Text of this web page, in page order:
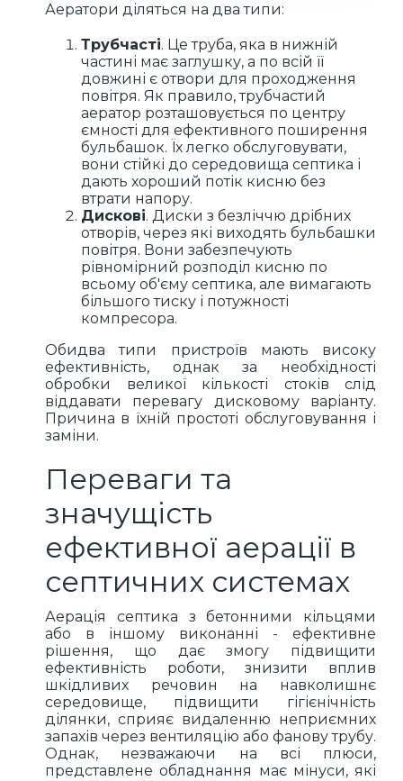
Аератори діляться на два типи:
Трубчасті. Це труба, яка в нижній
частині має заглушку, а по всій її
довжині є отвори для проходження
повітря. Як правило, трубчастий
аератор розташовується по центру
ємності для ефективного поширення
бульбашок. Їх легко обслуговувати,
вони стійкі до середовища септика і
дають хороший потік кисню без
втрати напору.
Дискові. Диски з безліччю дрібних
отворів, через які виходять бульбашки
повітря. Вони забезпечують
рівномірний розподіл кисню по
всьому об'єму септика, але вимагають
більшого тиску і потужності
компресора.
Обидва типи пристроїв мають високу
ефективність, однак за необхідності
обробки великої кількості стоків слід
віддавати перевагу дисковому варіанту.
Причина в їхній простоті обслуговування і
заміни.
Переваги та
значущість
ефективної аерації в
септичних системах
Аерація септика з бетонними кільцями
або в іншому виконанні - ефективне
рішення, що дає змогу підвищити
ефективність роботи, знизити вплив
шкідливих речовин на навколишнє
середовище, підвищити гігієнічність
ділянки, сприяє видаленню неприємних
запахів через вентиляцію або фанову трубу.
Однак, незважаючи на всі плюси,
представлене обладнання має мінуси, які